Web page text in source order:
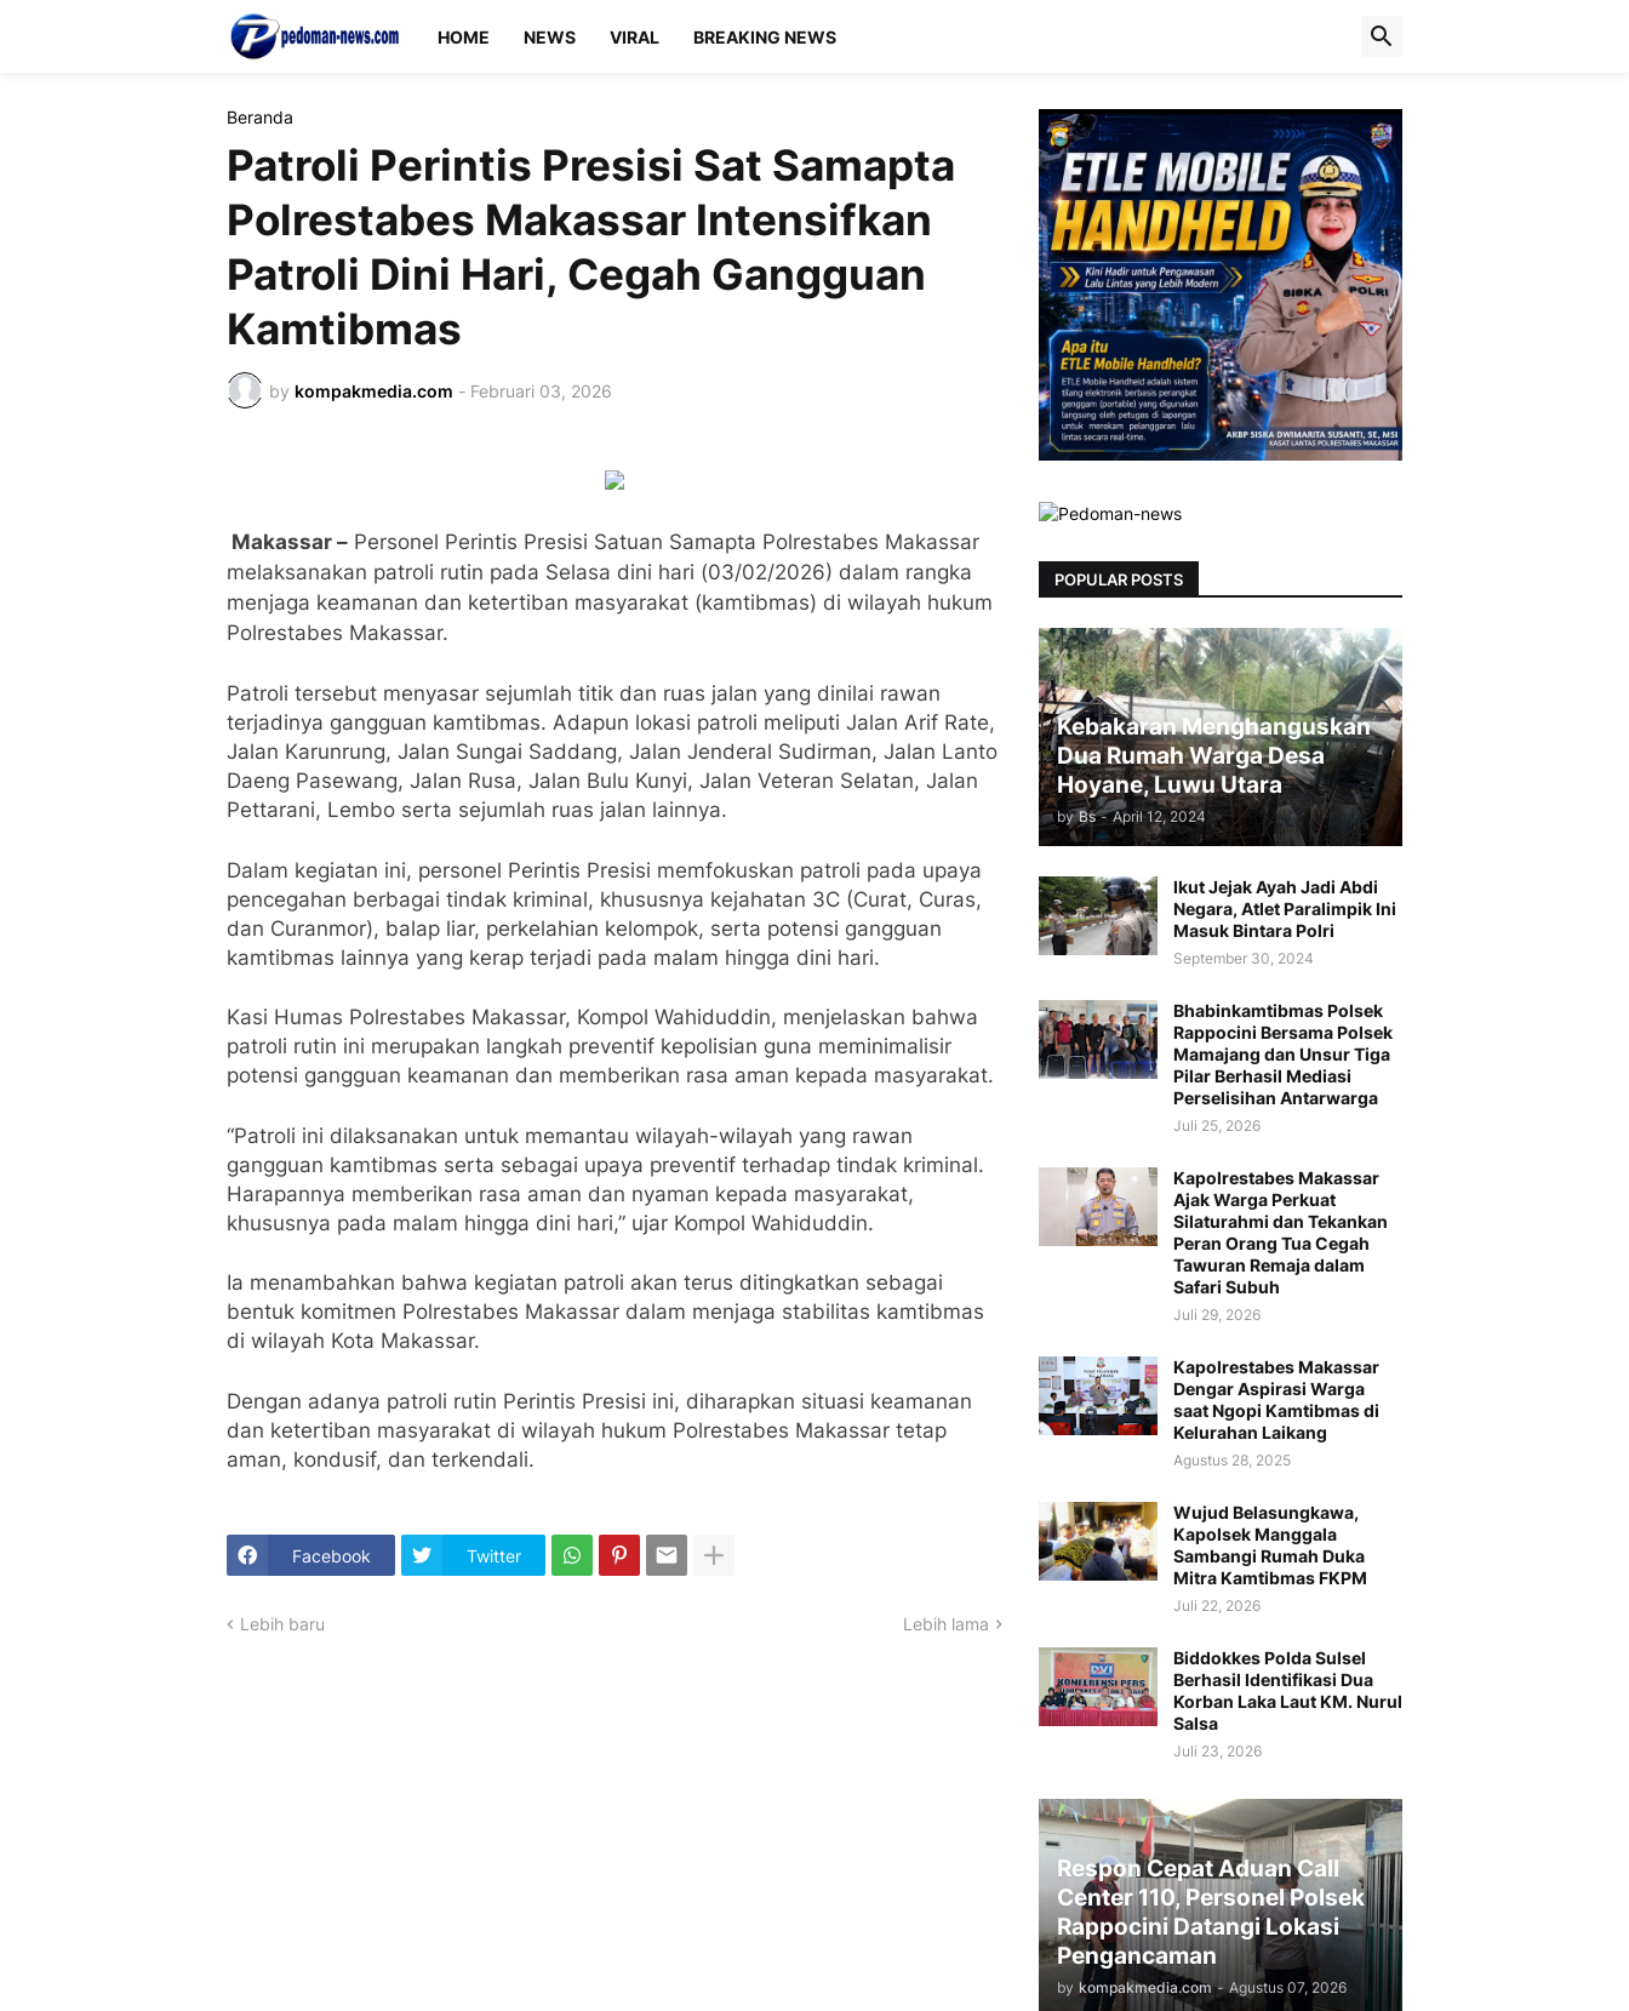
HOME NEWS VIRAL BREAKING NEWS
Beranda
Patroli Perintis Presisi Sat Samapta
Polrestabes Makassar Intensifkan
Patroli Dini Hari, Cegah Gangguan
Kamtibmas
by kompakmedia.com - Februari 03, 2026
Makassar – Personel Perintis Presisi Satuan Samapta Polrestabes Makassar
melaksanakan patroli rutin pada Selasa dini hari (03/02/2026) dalam rangka
menjaga keamanan dan ketertiban masyarakat (kamtibmas) di wilayah hukum
Polrestabes Makassar.
Patroli tersebut menyasar sejumlah titik dan ruas jalan yang dinilai rawan
terjadinya gangguan kamtibmas. Adapun lokasi patroli meliputi Jalan Arif Rate,
Jalan Karunrung, Jalan Sungai Saddang, Jalan Jenderal Sudirman, Jalan Lanto
Daeng Pasewang, Jalan Rusa, Jalan Bulu Kunyi, Jalan Veteran Selatan, Jalan
Pettarani, Lembo serta sejumlah ruas jalan lainnya.
Dalam kegiatan ini, personel Perintis Presisi memfokuskan patroli pada upaya
pencegahan berbagai tindak kriminal, khususnya kejahatan 3C (Curat, Curas,
dan Curanmor), balap liar, perkelahian kelompok, serta potensi gangguan
kamtibmas lainnya yang kerap terjadi pada malam hingga dini hari.
Kasi Humas Polrestabes Makassar, Kompol Wahiduddin, menjelaskan bahwa
patroli rutin ini merupakan langkah preventif kepolisian guna meminimalisir
potensi gangguan keamanan dan memberikan rasa aman kepada masyarakat.
“Patroli ini dilaksanakan untuk memantau wilayah-wilayah yang rawan
gangguan kamtibmas serta sebagai upaya preventif terhadap tindak kriminal.
Harapannya memberikan rasa aman dan nyaman kepada masyarakat,
khususnya pada malam hingga dini hari,” ujar Kompol Wahiduddin.
Ia menambahkan bahwa kegiatan patroli akan terus ditingkatkan sebagai
bentuk komitmen Polrestabes Makassar dalam menjaga stabilitas kamtibmas
di wilayah Kota Makassar.
Dengan adanya patroli rutin Perintis Presisi ini, diharapkan situasi keamanan
dan ketertiban masyarakat di wilayah hukum Polrestabes Makassar tetap
aman, kondusif, dan terkendali.
Facebook Twitter
Lebih baru Lebih lama
POPULAR POSTS
Kebakaran Menghanguskan
Dua Rumah Warga Desa
Hoyane, Luwu Utara
by Bs - April 12, 2024
Ikut Jejak Ayah Jadi Abdi
Negara, Atlet Paralimpik Ini
Masuk Bintara Polri
September 30, 2024
Bhabinkamtibmas Polsek
Rappocini Bersama Polsek
Mamajang dan Unsur Tiga
Pilar Berhasil Mediasi
Perselisihan Antarwarga
Juli 25, 2026
Kapolrestabes Makassar
Ajak Warga Perkuat
Silaturahmi dan Tekankan
Peran Orang Tua Cegah
Tawuran Remaja dalam
Safari Subuh
Juli 29, 2026
Kapolrestabes Makassar
Dengar Aspirasi Warga
saat Ngopi Kamtibmas di
Kelurahan Laikang
Agustus 28, 2025
Wujud Belasungkawa,
Kapolsek Manggala
Sambangi Rumah Duka
Mitra Kamtibmas FKPM
Juli 22, 2026
Biddokkes Polda Sulsel
Berhasil Identifikasi Dua
Korban Laka Laut KM. Nurul
Salsa
Juli 23, 2026
Respon Cepat Aduan Call
Center 110, Personel Polsek
Rappocini Datangi Lokasi
Pengancaman
by kompakmedia.com - Agustus 07, 2026